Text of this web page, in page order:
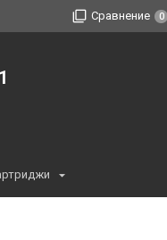
Сравнение 0